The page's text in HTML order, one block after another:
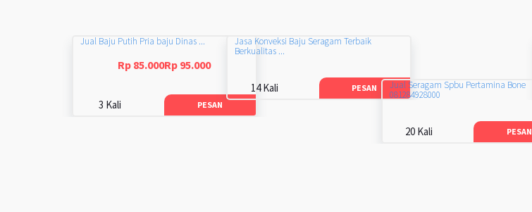
Jual Baju Putih Pria baju Dinas ...
Rp 85.000Rp 95.000
3 Kali PESAN
Jasa Konveksi Baju Seragam Terbaik
Berkualitas ...
14 Kali PESAN
Jual Seragam Spbu Pertamina Bone
081284928000
20 Kali PESAN